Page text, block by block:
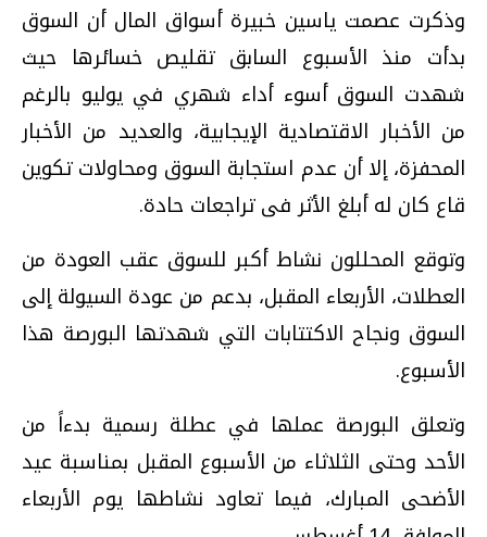
وذكرت عصمت ياسين خبيرة أسواق المال أن السوق
بدأت منذ الأسبوع السابق تقليص خسائرها حيث
شهدت السوق أسوء أداء شهري في يوليو بالرغم
من الأخبار الاقتصادية الإيجابية، والعديد من الأخبار
المحفزة، إلا أن عدم استجابة السوق ومحاولات تكوين
قاع كان له أبلغ الأثر فى تراجعات حادة.
وتوقع المحللون نشاط أكبر للسوق عقب العودة من
العطلات، الأربعاء المقبل، بدعم من عودة السيولة إلى
السوق ونجاح الاكتتابات التي شهدتها البورصة هذا
الأسبوع.
وتعلق البورصة عملها في عطلة رسمية بدءاً من
الأحد وحتى الثلاثاء من الأسبوع المقبل بمناسبة عيد
الأضحى المبارك، فيما تعاود نشاطها يوم الأربعاء